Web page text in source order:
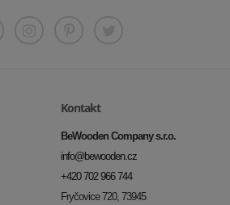
Kontakt
BeWooden Company s.r.o.
info@bewooden.cz
+420 702 966 744
Fryčovice 720, 73945